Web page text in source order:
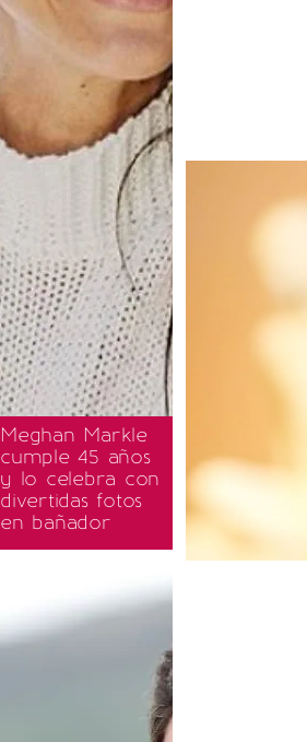
Meghan Markle
cumple 45 años
y lo celebra con
divertidas fotos
en bañador